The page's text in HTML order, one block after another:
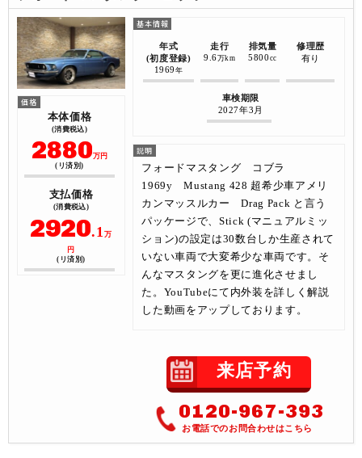
本体価格
(消費税込)
2880万円
(リ済別)
支払価格
(消費税込)
2920.1万
円
(リ済別)
年式
(初度登録)
1969 年
走行
9.6万km
排気量
5800 cc
修理歴
有り
車検期限
2027年3月
フォードマスタング コブラ
1969y Mustang 428 超希少車アメリ
カンマッスルカー Drag Pack と言う
パッケージで、Stick (マニュアルミッ
ション)の設定は30数台しか生産されて
いない車両で大変希少な車両です。そ
んなマスタングを更に進化させまし
た。YouTubeにて内外装を詳しく解説
した動画をアップしております。
来店予約
0120-967-393
お電話でのお問合わせはこちら